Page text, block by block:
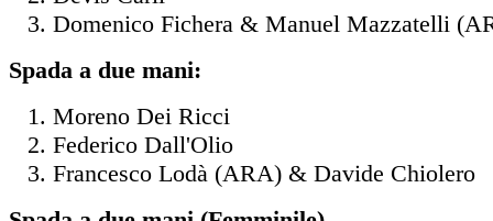
Domenico Fichera & Manuel Mazzatelli
Spada a due mani:
Moreno Dei Ricci
Federico Dall'Olio
Francesco Lodà (ARA) & Davide Chiolero